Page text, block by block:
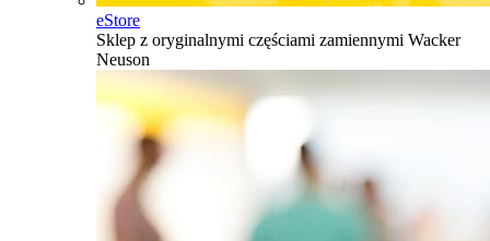
eStore
Sklep z oryginalnymi częściami zamiennymi Wacker
Neuson